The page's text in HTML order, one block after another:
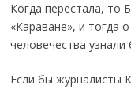
Когда перестала, то
«Караване», и тогда
человечества
Если бы журналисты